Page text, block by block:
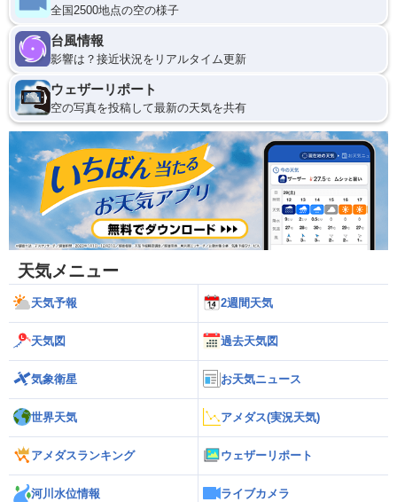
全国2500地点の空の様子
台風情報
影響は？接近状況をリアルタイム更新
ウェザーリポート
空の写真を投稿して最新の天気を共有
天気メニュー
天気予報 2週間天気
天気図 過去天気図
気象衛星 お天気ニュース
世界天気 アメダス(実況天気)
アメダスランキング ウェザーリポート
河川水位情報 ライブカメラ